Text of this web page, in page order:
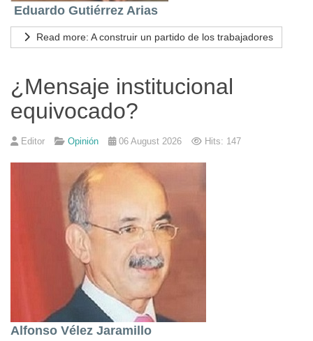
Eduardo Gutiérrez Arias
Read more: A construir un partido de los trabajadores
¿Mensaje institucional
equivocado?
Editor Opinión 06 August 2026 Hits: 147
Alfonso Vélez Jaramillo